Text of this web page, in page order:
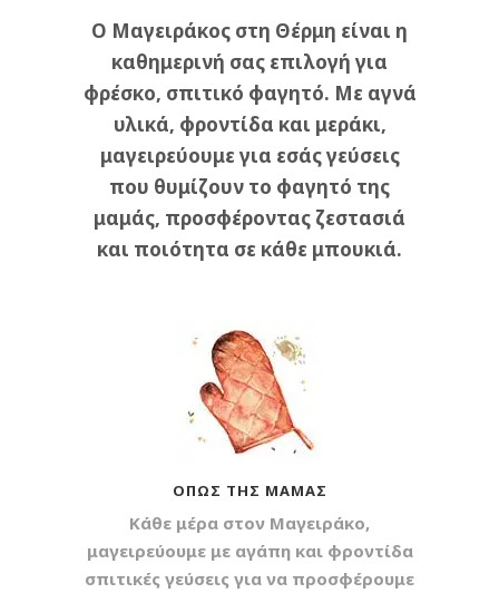
Ο Μαγειράκος στη Θέρμη είναι η
καθημερινή σας επιλογή για
φρέσκο, σπιτικό φαγητό. Με αγνά
υλικά, φροντίδα και μεράκι,
μαγειρεύουμε για εσάς γεύσεις
που θυμίζουν το φαγητό της
μαμάς, προσφέροντας ζεστασιά
και ποιότητα σε κάθε μπουκιά.
ΌΠΩΣ ΤΗΣ ΜΑΜΆΣ
Κάθε μέρα στον Μαγειράκο,
μαγειρεύουμε με αγάπη και φροντίδα
σπιτικές γεύσεις για να προσφέρουμε